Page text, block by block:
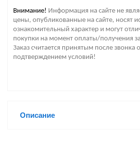
Внимание! Информация на сайте не
цены, опубликованные на сайте, носят
ознакомительный характер и могут
покупки на момент оплаты/получения
Заказ считается принятым после звонка
подтверждением условий!
Описание